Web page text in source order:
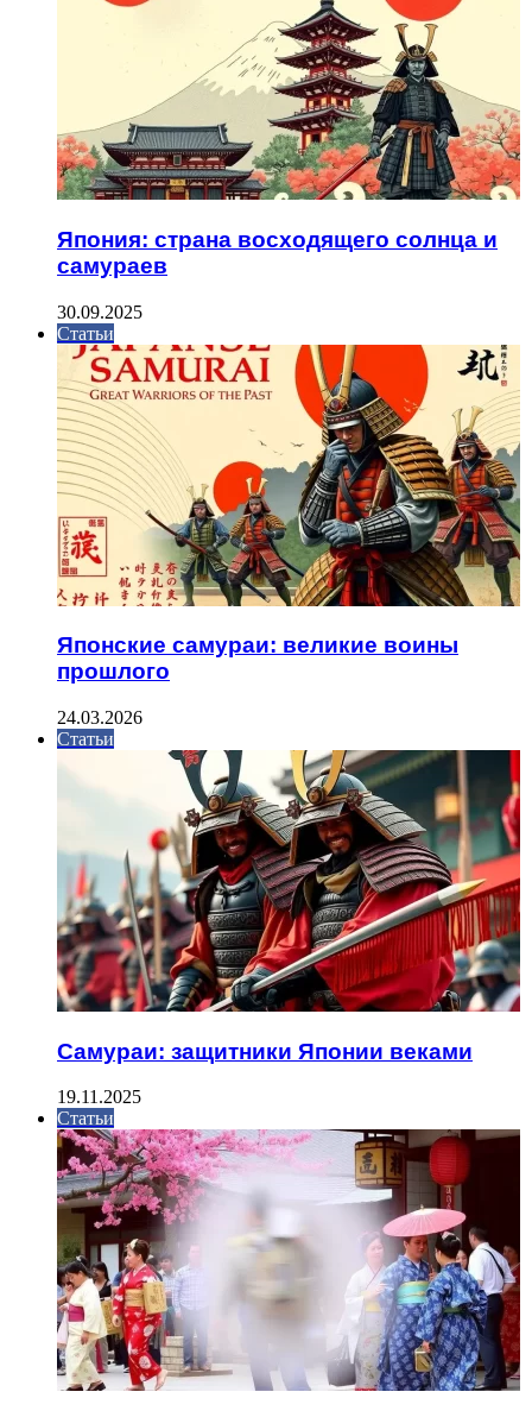
Япония: страна восходящего солнца и
самураев
30.09.2025
Статьи
Японские самураи: великие воины
прошлого
24.03.2026
Статьи
Самураи: защитники Японии веками
19.11.2025
Статьи